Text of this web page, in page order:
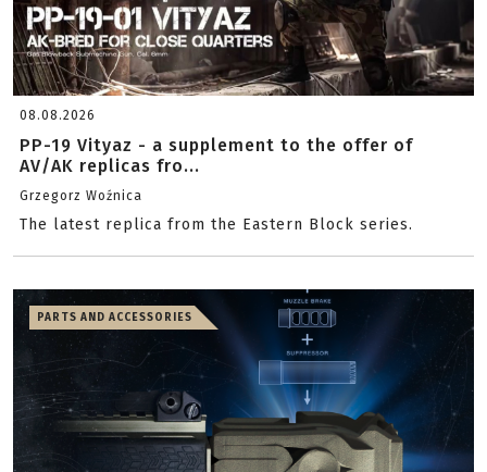
08.08.2026
PP-19 Vityaz - a supplement to the offer of
AV/AK replicas fro...
Grzegorz Woźnica
The latest replica from the Eastern Block series.
PARTS AND ACCESSORIES